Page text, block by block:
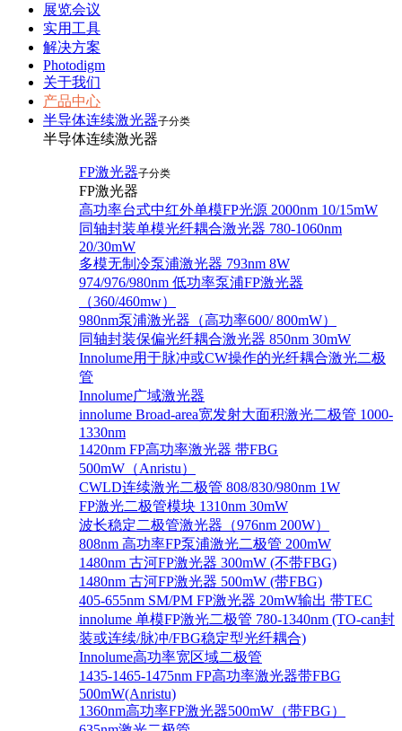
展览会议
实用工具
解决方案
Photodigm
关于我们
产品中心
半导体连续激光器子分类
半导体连续激光器
FP激光器子分类
FP激光器
高功率台式中红外单模FP光源 2000nm 10/15mW
同轴封装单模光纤耦合激光器 780-1060nm
20/30mW
多模无制冷泵浦激光器 793nm 8W
974/976/980nm 低功率泵浦FP激光器
（360/460mw）
980nm泵浦激光器（高功率600/ 800mW）
同轴封装保偏光纤耦合激光器 850nm 30mW
Innolume用于脉冲或CW操作的光纤耦合激光二极
管
Innolume广域激光器
innolume Broad-area宽发射大面积激光二极管 1000-
1330nm
1420nm FP高功率激光器 带FBG
500mW（Anristu）
CWLD连续激光二极管 808/830/980nm 1W
FP激光二极管模块 1310nm 30mW
波长稳定二极管激光器（976nm 200W）
808nm 高功率FP泵浦激光二极管 200mW
1480nm 古河FP激光器 300mW (不带FBG)
1480nm 古河FP激光器 500mW (带FBG)
405-655nm SM/PM FP激光器 20mW输出 带TEC
innolume 单模FP激光二极管 780-1340nm (TO-can封
装或连续/脉冲/FBG稳定型光纤耦合)
Innolume高功率宽区域二极管
1435-1465-1475nm FP高功率激光器带FBG
500mW(Anristu)
1360nm高功率FP激光器500mW（带FBG）